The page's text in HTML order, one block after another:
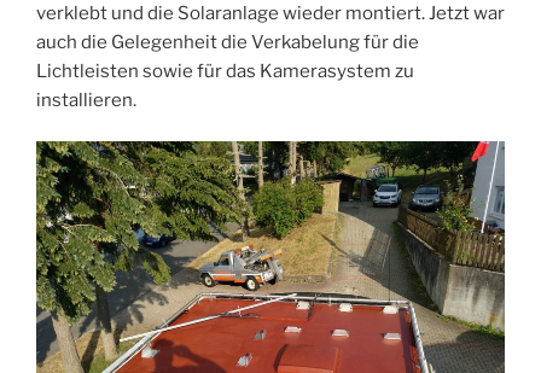
verklebt und die Solaranlage wieder montiert. Jetzt war
auch die Gelegenheit die Verkabelung für die
Lichtleisten sowie für das Kamerasystem zu
installieren.